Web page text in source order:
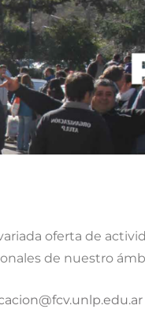
oferta de
de nuestro